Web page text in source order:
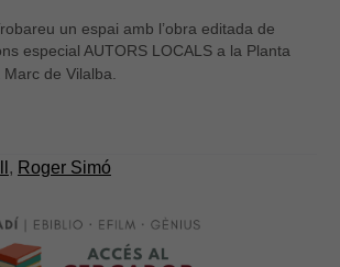
un espai amb l’obra editada de
especial AUTORS LOCALS a la Planta
de Vilalba.
, Roger Simó
Necessàries